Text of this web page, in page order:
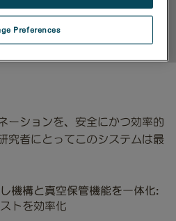
ーションを、安全にかつ効率的
究者にとってこのシステムは最
機構と真空保管機能を一体化:
トを効率化
Preferences